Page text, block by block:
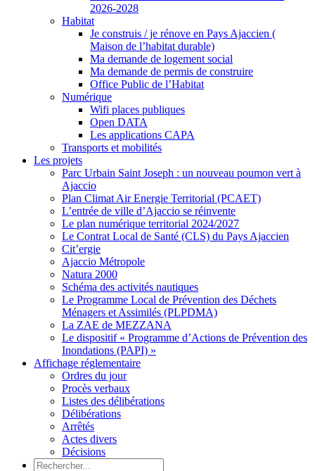
2026-2028
Habitat
Je construis / je rénove en Pays Ajaccien (
Maison de l’habitat durable)
Ma demande de logement social
Ma demande de permis de construire
Office Public de l’Habitat
Numérique
Wifi places publiques
Open DATA
Les applications CAPA
Transports et mobilités
Les projets
Parc Urbain Saint Joseph : un nouveau poumon vert à
Ajaccio
Plan Climat Air Energie Territorial (PCAET)
L’entrée de ville d’Ajaccio se réinvente
Le plan numérique territorial 2024/2027
Le Contrat Local de Santé (CLS) du Pays Ajaccien
Cit’ergie
Ajaccio Métropole
Natura 2000
Schéma des activités nautiques
Le Programme Local de Prévention des Déchets
Ménagers et Assimilés (PLPDMA)
La ZAE de MEZZANA
Le dispositif « Programme d’Actions de Prévention des
Inondations (PAPI) »
Affichage réglementaire
Ordres du jour
Procès verbaux
Listes des délibérations
Délibérations
Arrêtés
Actes divers
Décisions
Rechercher